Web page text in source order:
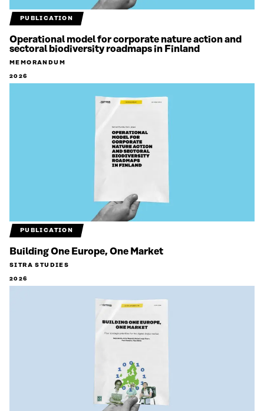
PUBLICATION
Operational model for corporate nature action and
sectoral biodiversity roadmaps in Finland
MEMORANDUM
2026
PUBLICATION
Building One Europe, One Market
SITRA STUDIES
2026